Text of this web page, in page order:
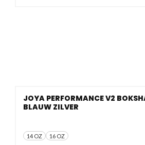
14 OZ 16 OZ
JOYA PERFORMANCE V2
BLAUW ZILVER